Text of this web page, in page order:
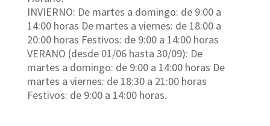
INVIERNO: De martes a domingo: de 9:00 a
14:00 horas De martes a viernes: de 18:00 a
20:00 horas Festivos: de 9:00 a 14:00 horas
VERANO (desde 01/06 hasta 30/09): De
martes a domingo: de 9:00 a 14:00 horas De
martes a viernes: de 18:30 a 21:00 horas
Festivos: de 9:00 a 14:00 horas.